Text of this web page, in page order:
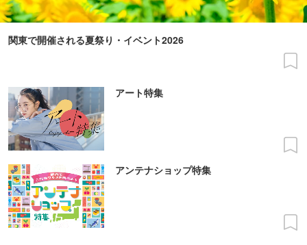
関東で開催される夏祭り・イベント2026
アート特集
アンテナショップ特集